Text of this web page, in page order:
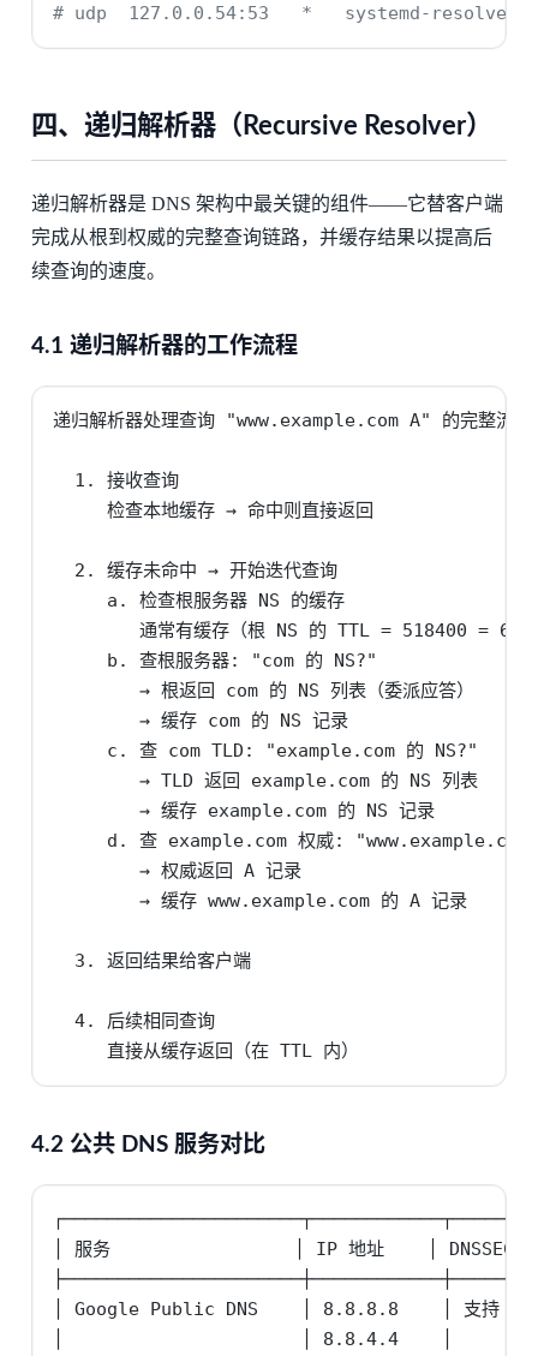
# udp  127.0.0.54:53   *   systemd-resolve
四、递归解析器（Recursive Resolver）
递归解析器是 DNS 架构中最关键的组件——它替客户端
完成从根到权威的完整查询链路，并缓存结果以提高后
续查询的速度。
4.1 递归解析器的工作流程
递归解析器处理查询 "www.example.com A" 的完整流
  1. 接收查询
     检查本地缓存 → 命中则直接返回
  2. 缓存未命中 → 开始迭代查询
     a. 检查根服务器 NS 的缓存
通常有缓存（根 NS 的 TTL = 518400 = 6
     b. 查根服务器: "com 的 NS?"
        → 根返回 com 的 NS 列表（委派应答）
        → 缓存 com 的 NS 记录
     c. 查 com TLD: "example.com 的 NS?"
        → TLD 返回 example.com 的 NS 列表
        → 缓存 example.com 的 NS 记录
d. 查 example.com 权威: "www.example.com
        → 权威返回 A 记录
        → 缓存 www.example.com 的 A 记录
  3. 返回结果给客户端
  4. 后续相同查询
     直接从缓存返回（在 TTL 内）
4.2 公共 DNS 服务对比
│ 服务                 │ IP 地址    │
│ Google Public DNS    │ 8.8.8.8    │ 支持
│                      │ 8.8.4.4    │